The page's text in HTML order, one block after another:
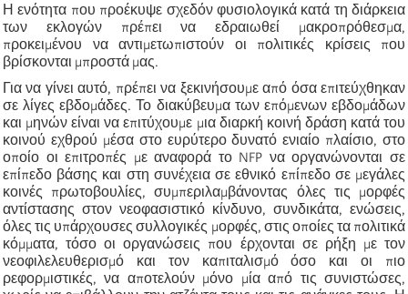
Η ενότητα που προέκυψε σχεδόν φυσιολογικά κατά τη διάρκεια
των εκλογών πρέπει να εδραιωθεί μακροπρόθεσμα,
προκειμένου να αντιμετωπιστούν οι πολιτικές κρίσεις που
βρίσκονται μπροστά μας.
Για να γίνει αυτό, πρέπει να ξεκινήσουμε από όσα επιτεύχθηκαν
σε λίγες εβδομάδες. Το διακύβευμα των επόμενων εβδομάδων
και μηνών είναι να επιτύχουμε μια διαρκή κοινή δράση κατά του
κοινού εχθρού μέσα στο ευρύτερο δυνατό ενιαίο πλαίσιο, στο
οποίο οι επιτροπές με αναφορά το NFP να οργανώνονται σε
επίπεδο βάσης και στη συνέχεια σε εθνικό επίπεδο σε μεγάλες
κοινές πρωτοβουλίες, συμπεριλαμβάνοντας όλες τις μορφές
αντίστασης στον νεοφασιστικό κίνδυνο, συνδικάτα, ενώσεις,
όλες τις υπάρχουσες συλλογικές μορφές, στις οποίες τα πολιτικά
κόμματα, τόσο οι οργανώσεις που έρχονται σε ρήξη με τον
νεοφιλελευθερισμό και τον καπιταλισμό όσο και οι πιο
ρεφορμιστικές, να αποτελούν μόνο μία από τις συνιστώσες,